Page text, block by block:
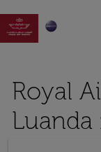

Royal
Luanda